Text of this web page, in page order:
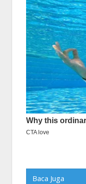
Baca Juga